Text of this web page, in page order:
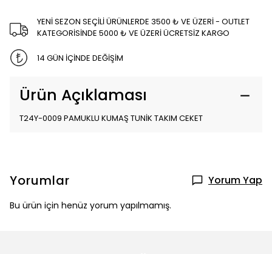
YENİ SEZON SEÇİLİ ÜRÜNLERDE 3500 ₺ VE ÜZERİ - OUTLET
KATEGORİSİNDE 5000 ₺ VE ÜZERİ ÜCRETSİZ KARGO
14 GÜN İÇİNDE DEĞİŞİM
Ürün Açıklaması
T24Y-0009 PAMUKLU KUMAŞ TUNİK TAKIM CEKET
Yorumlar Yorum Yap
Bu ürün için henüz yorum yapılmamış.